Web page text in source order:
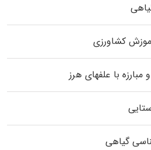
کشاورزی
با علفهای هرز
گیاهی